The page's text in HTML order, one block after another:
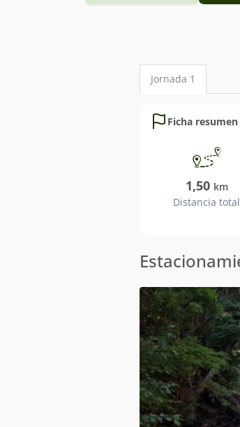
detallada
Jornada 1
Ficha resumen
1,50 km
Distancia total
Jornada